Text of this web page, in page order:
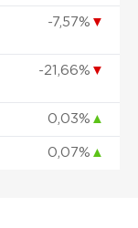
-7,57% ▼
-21,66% ▼
0,03% ▲
0,07% ▲